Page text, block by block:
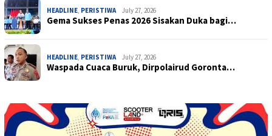
HEADLINE, PERISTIWA July 27, 2026
Gema Sukses Penas 2026 Sisakan Duka bagi…
HEADLINE, PERISTIWA July 27, 2026
Waspada Cuaca Buruk, Dirpolairud Goronta…